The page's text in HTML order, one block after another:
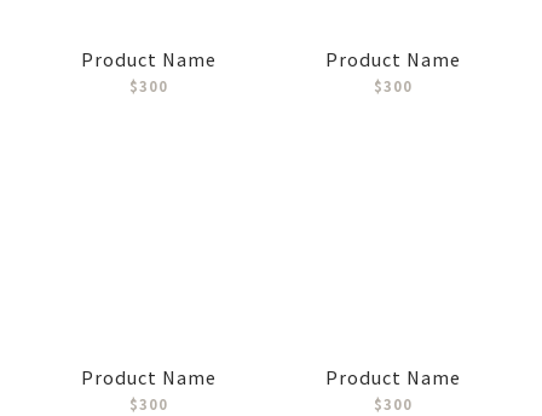
Product Name
$300
Product Name
$300
Product Name
$300
Product Name
$300